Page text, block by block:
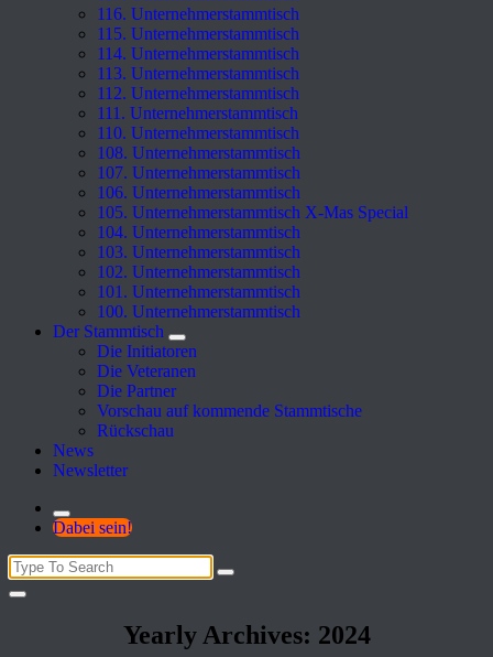
116. Unternehmerstammtisch
115. Unternehmerstammtisch
114. Unternehmerstammtisch
113. Unternehmerstammtisch
112. Unternehmerstammtisch
111. Unternehmerstammtisch
110. Unternehmerstammtisch
108. Unternehmerstammtisch
107. Unternehmerstammtisch
106. Unternehmerstammtisch
105. Unternehmerstammtisch X-Mas Special
104. Unternehmerstammtisch
103. Unternehmerstammtisch
102. Unternehmerstammtisch
101. Unternehmerstammtisch
100. Unternehmerstammtisch
Der Stammtisch
Die Initiatoren
Die Veteranen
Die Partner
Vorschau auf kommende Stammtische
Rückschau
News
Newsletter
Dabei sein!
Search
for:
Yearly Archives: 2024